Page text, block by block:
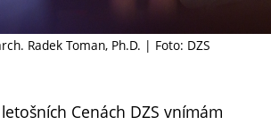
Radek Toman, Ph.D. | Foto: DZS
Cenách DZS vnímám